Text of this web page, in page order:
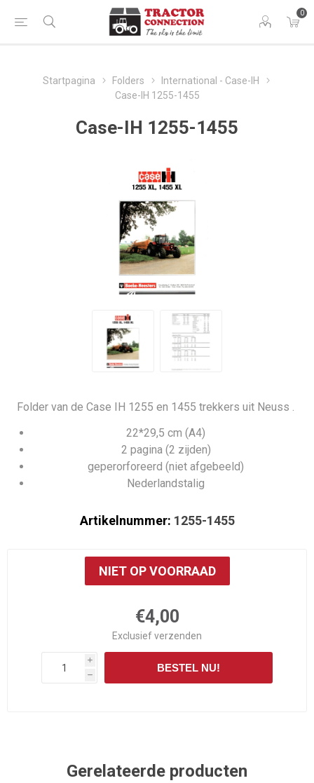
0
Startpagina Folders
International - Case-IH
Case-IH 1255-1455
Case-IH 1255-1455
Folder van de Case IH 1255 en 1455 trekkers uit Neuss .
22*29,5 cm (A4)
2 pagina (2 zijden)
geperorforeerd (niet afgebeeld)
Nederlandstalig
Artikelnummer: 1255-1455
NIET OP VOORRAAD
€4,00
Exclusiefverzenden
i
h
BESTEL NU!
Gerelateerde producten